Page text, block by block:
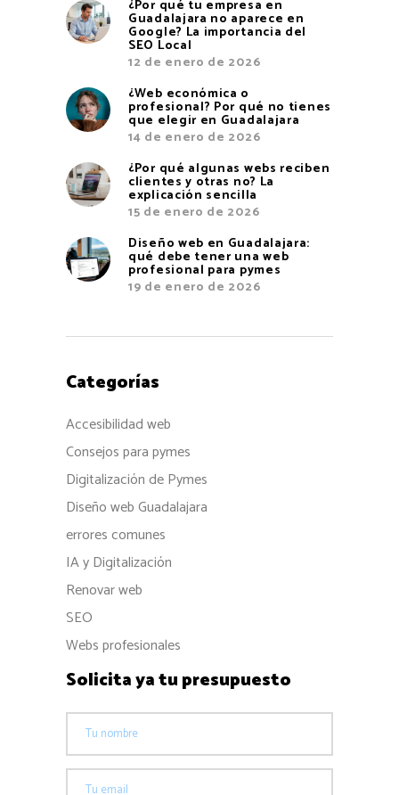
¿Por qué tu empresa en
Guadalajara no aparece en
Google? La importancia del
SEO Local
12 de enero de 2026
¿Web económica o
profesional? Por qué no tienes
que elegir en Guadalajara
14 de enero de 2026
¿Por qué algunas webs reciben
clientes y otras no? La
explicación sencilla
15 de enero de 2026
Diseño web en Guadalajara:
qué debe tener una web
profesional para pymes
19 de enero de 2026
Categorías
Accesibilidad web
Consejos para pymes
Digitalización de Pymes
Diseño web Guadalajara
errores comunes
IA y Digitalización
Renovar web
SEO
Webs profesionales
Solicita ya tu presupuesto